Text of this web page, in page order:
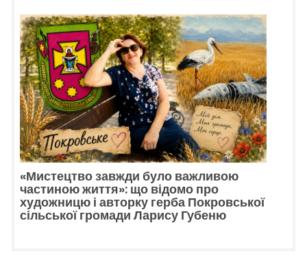
«Мистецтво завжди було важливою
частиною життя»: що відомо про
художницю і авторку герба Покровської
сільської громади Ларису Губеню